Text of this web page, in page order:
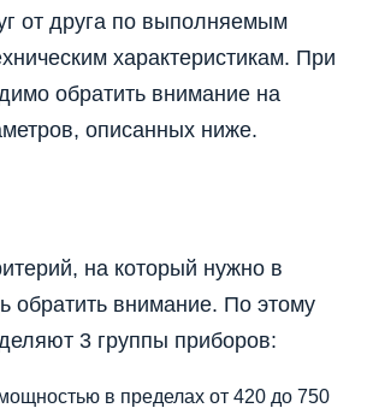
от друга по выполняемым
характеристикам. При
обратить внимание на
описанных ниже.
на который нужно в
обратить внимание. По этому
3 группы приборов:
в пределах от 420 до 750